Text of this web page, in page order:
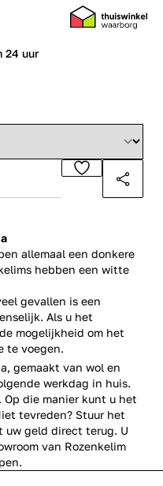
allemaal een donkere
hebben een witte
gevallen is een
Als u het
mogelijkheid om het
te voegen.
24 uur
gemaakt van wol en
werkdag in huis.
die manier kunt u het
tevreden? Stuur het
uw geld direct terug. U
van Rozenkelim